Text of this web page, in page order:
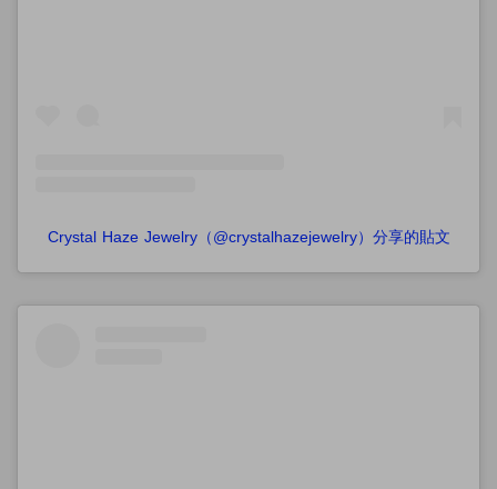
Crystal Haze Jewelry（@crystalhazejewelry）分享的貼文